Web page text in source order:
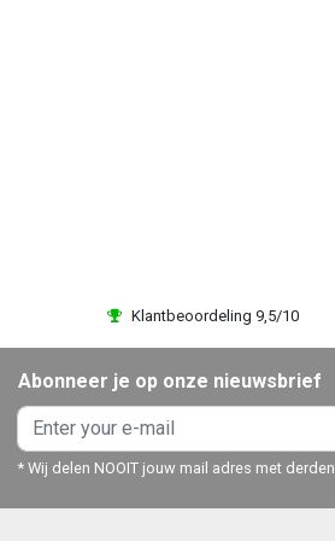
Klantbeoordeling 9,5/10
Abonneer je op onze nieuwsbrief
* Wij delen NOOIT jouw mail adres met derden.